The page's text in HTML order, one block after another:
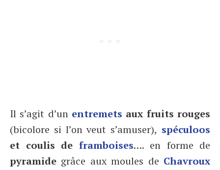
Il s’agit d’un entremets aux fruits rouges
(bicolore si l’on veut s’amuser), spéculoos
et coulis de framboises…. en forme de
pyramide grâce aux moules de Chavroux